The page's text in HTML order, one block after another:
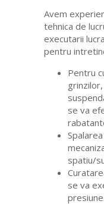
Avem
tehnica de
executarii
pentru
Pentru
se va
spatiu/
se va
presiune.